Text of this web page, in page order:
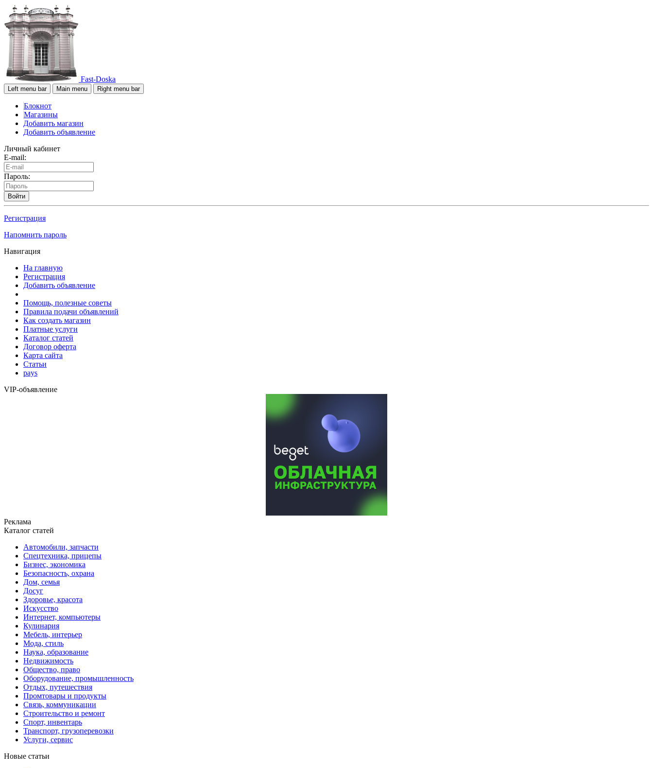
Fast-Doska
Left menu bar Main menu Right menu bar
Блокнот
Магазины
Добавить магазин
Добавить объявление
Личный кабинет
E-mail:
Пароль:
Войти
Регистрация
Напомнить пароль
Навигация
На главную
Регистрация
Добавить объявление
Помощь, полезные советы
Правила подачи объявлений
Как создать магазин
Платные услуги
Каталог статей
Договор оферта
Карта сайта
Статьи
pays
VIP-объявление
Реклама
Каталог статей
Автомобили, запчасти
Спецтехника, прицепы
Бизнес, экономика
Безопасность, охрана
Дом, семья
Досуг
Здоровье, красота
Искусство
Интернет, компьютеры
Кулинария
Мебель, интерьер
Мода, стиль
Наука, образование
Недвижимость
Общество, право
Оборудование, промышленность
Отдых, путешествия
Промтовары и продукты
Связь, коммуникации
Строительство и ремонт
Cпорт, инвентарь
Транспорт, грузоперевозки
Услуги, сервис
Новые статьи